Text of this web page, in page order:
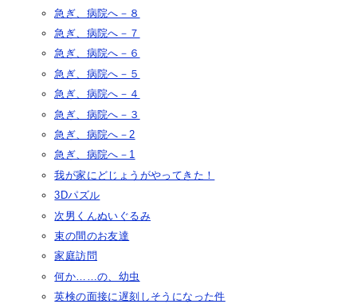
急ぎ、病院へ－８
急ぎ、病院へ－７
急ぎ、病院へ－６
急ぎ、病院へ－５
急ぎ、病院へ－４
急ぎ、病院へ－３
急ぎ、病院へ－2
急ぎ、病院へ－1
我が家にどじょうがやってきた！
3Dパズル
次男くんぬいぐるみ
束の間のお友達
家庭訪問
何か……の、幼虫
英検の面接に遅刻しそうになった件